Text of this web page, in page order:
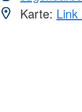
Karte: